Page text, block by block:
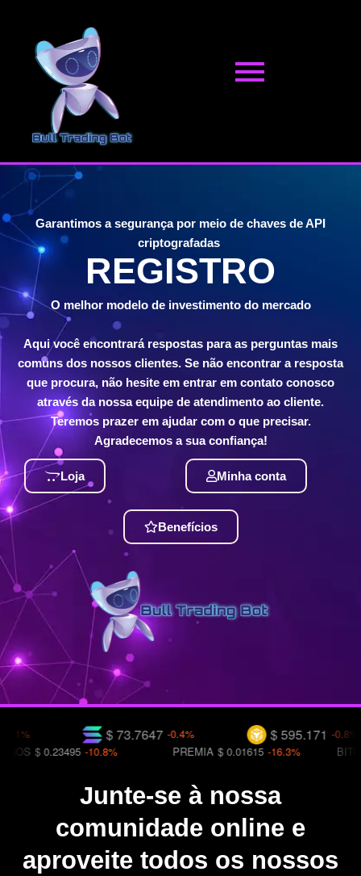
conteúdo
Garantimos a segurança por meio de chaves de API
criptografadas
REGISTRO
O melhor modelo de investimento do mercado
Aqui você encontrará respostas para as perguntas mais
comuns dos nossos clientes. Se não encontrar a resposta
que procura, não hesite em entrar em contato conosco
através da nossa equipe de atendimento ao cliente.
Teremos prazer em ajudar com o que precisar.
Agradecemos a sua confiança!
Loja Minha conta
Benefícios
$ 595.171 -0.8%
$ 73.7647 -0.4%
BITCOIN
PREMIA $ 0.01615 -16.3%
$ 0.23495 -10.8%
Junte-se à nossa
comunidade online e
aproveite todos os nossos